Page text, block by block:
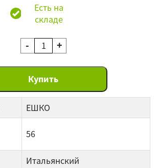
Есть на
складе
- +
ЕШКО
56
Итальянский